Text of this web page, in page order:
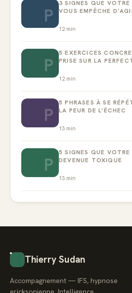
P
3 SIGNES QUE
VOUS EMPÊCHE
12min
P
5 EXERCICES
PRISE SUR LA
12min
P
5 PHRASES À SE
LA PEUR DE L’ÉCHEC
13 min
P
5 SIGNES QUE
DEVENUE TOXIQUE
13 min
Thierry Sudan
Accompagnement — IFS, hypnose